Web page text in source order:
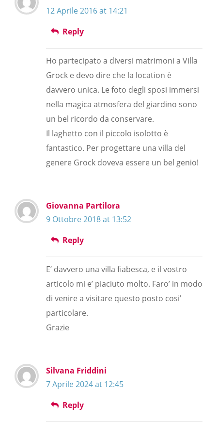
12 Aprile 2016 at 14:21
Reply
Ho partecipato a diversi matrimoni a Villa
Grock e devo dire che la location è
davvero unica. Le foto degli sposi immersi
nella magica atmosfera del giardino sono
un bel ricordo da conservare.
Il laghetto con il piccolo isolotto è
fantastico. Per progettare una villa del
genere Grock doveva essere un bel genio!
Giovanna Partilora
9 Ottobre 2018 at 13:52
Reply
E’ davvero una villa fiabesca, e il vostro
articolo mi e’ piaciuto molto. Faro’ in modo
di venire a visitare questo posto cosi’
particolare.
Grazie
Silvana Friddini
7 Aprile 2024 at 12:45
Reply